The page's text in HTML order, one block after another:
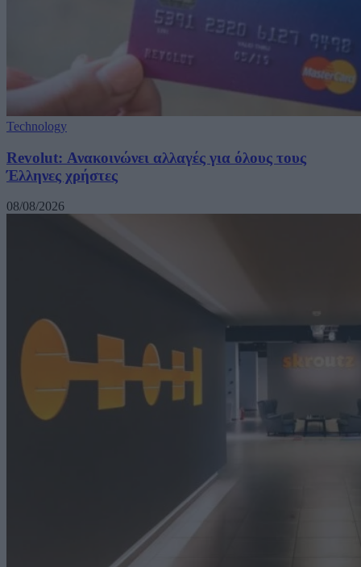
Technology
Revolut: Ανακοινώνει αλλαγές για όλους τους
Έλληνες χρήστες
08/08/2026